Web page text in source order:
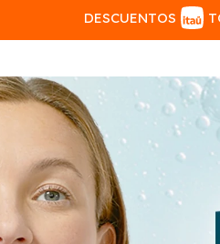
DESCUENTOS